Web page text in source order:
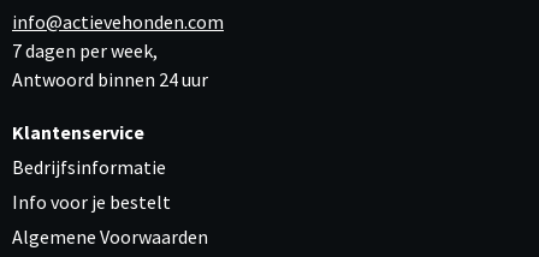
info@actievehonden.com
7 dagen per week,
Antwoord binnen 24 uur
Klantenservice
Bedrijfsinformatie
Info voor je bestelt
Algemene Voorwaarden